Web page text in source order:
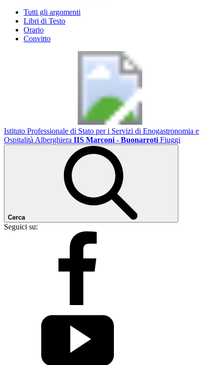
Tutti gli argomenti
Libri di Testo
Orario
Convitto
Istituto Professionale di Stato per i Servizi di Enogastronomia e
Ospitalità Alberghiera IIS Marconi - Buonarroti Fiuggi
Cerca
Seguici su: